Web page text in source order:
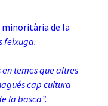
de la
feixuga.
temes que altres
cap cultura
la basca”.